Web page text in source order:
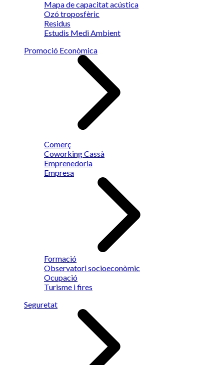
Mapa de capacitat acústica
Ozó troposfèric
Residus
Estudis Medi Ambient
Promoció Econòmica
Comerç
Coworking Cassà
Emprenedoria
Empresa
Formació
Observatori socioeconòmic
Ocupació
Turisme i fires
Seguretat